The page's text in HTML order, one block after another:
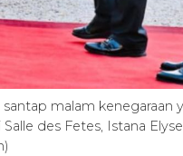
malam kenegaraan
des Fetes, Istana